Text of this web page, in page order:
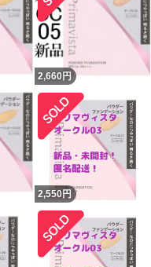
2,660 円
2,550円